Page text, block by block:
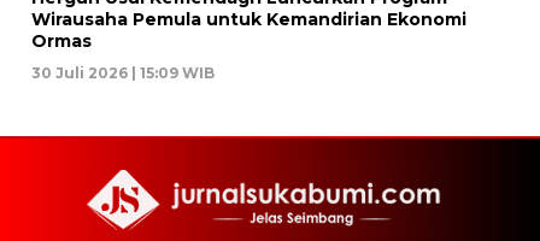
Wirausaha Pemula untuk Kemandirian Ekonomi
Ormas
30 Juli 2026 | 15:09 WIB